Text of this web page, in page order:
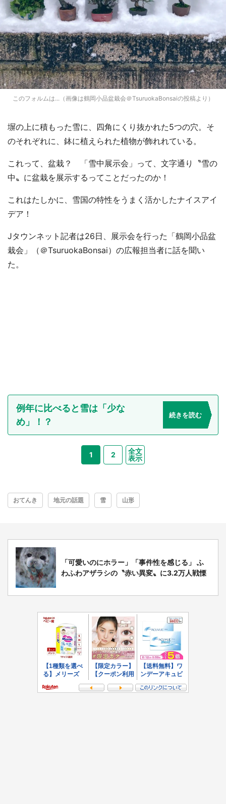
このフォルムは...（画像は鶴岡小品盆栽会＠TsuruokaBonsaiの投稿より）
塀の上に積もった雪に、四角にくり抜かれた5つの穴。そ
のそれぞれに、鉢に植えられた植物が飾れれている。
これって、盆栽？ 「雪中展示会」って、文字通り〝雪の
中〟に盆栽を展示するってことだったのか！
これはたしかに、雪国の特性をうまく活かしたナイスアイ
デア！
Jタウンネット記者は26日、展示会を行った「鶴岡小品盆
栽会」（＠TsuruokaBonsai）の広報担当者に話を聞い
た。
例年に比べると雪は「少な
め」！？
続きを読む
1 2
全文
表示
おてんき 地元の話題 雪 山形
「可愛いのにホラー」「事件性を感じる」 ふ
わふわアザラシの〝赤い異変〟に3.2万人戦慄